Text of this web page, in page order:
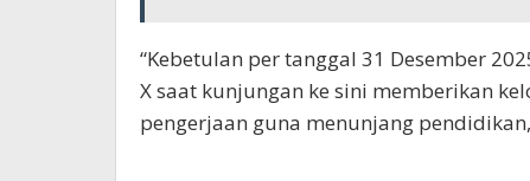
“Kebetulan per tanggal 31 Desember
X saat kunjungan ke sini memberikan
pengerjaan guna menunjang